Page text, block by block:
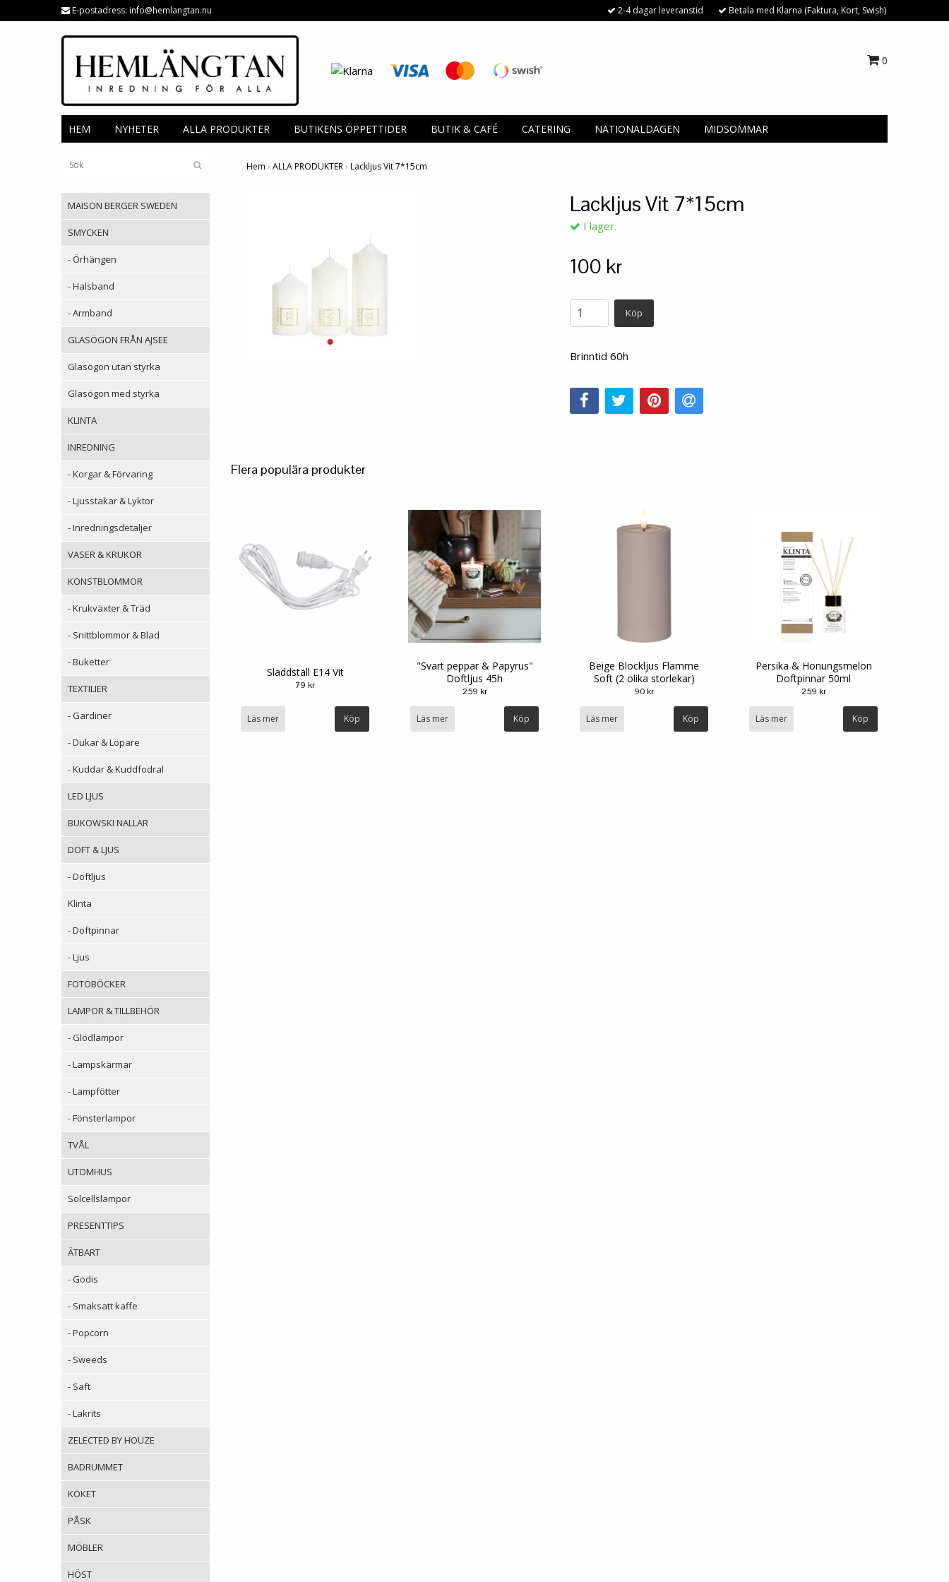
E-postadress: info@hemlangtan.nu 2-4 dagar leveranstid Betala med Klarna (Faktura, Kort, Swish)
0
HEM NYHETER ALLA PRODUKTER BUTIKENS ÖPPETTIDER BUTIK & CAFÉ CATERING NATIONALDAGEN MIDSOMMAR
MAISON BERGER SWEDEN
SMYCKEN
- Örhängen
- Halsband
- Armband
GLASÖGON FRÅN AJSEE
Glasögon utan styrka
Glasögon med styrka
KLINTA
INREDNING
- Korgar & Förvaring
- Ljusstakar & Lyktor
- Inredningsdetaljer
VASER & KRUKOR
KONSTBLOMMOR
- Krukväxter & Träd
- Snittblommor & Blad
- Buketter
TEXTILIER
- Gardiner
- Dukar & Löpare
- Kuddar & Kuddfodral
LED LJUS
BUKOWSKI NALLAR
DOFT & LJUS
- Doftljus
Klinta
- Doftpinnar
- Ljus
FOTOBÖCKER
LAMPOR & TILLBEHÖR
- Glödlampor
- Lampskärmar
- Lampfötter
- Fönsterlampor
TVÅL
UTOMHUS
Solcellslampor
PRESENTTIPS
ÄTBART
- Godis
- Smaksatt kaffe
- Popcorn
- Sweeds
- Saft
- Lakrits
ZELECTED BY HOUZE
BADRUMMET
KÖKET
PÅSK
MÖBLER
HÖST
Hem › ALLA PRODUKTER› Lackljus Vit 7*15cm
Lackljus Vit 7*15cm
I lager.
100 kr
Köp
Brinntid 60h
Flera populära produkter
Sladdställ E14 Vit
79 kr
Läs mer
"Svart peppar & Papyrus"
Doftljus 45h
259 kr
Läs mer
Beige Blockljus Flamme
Soft (2 olika storlekar)
90 kr
Läs mer Köp
Persika & Honungsmelon
Doftpinnar 50ml
259 kr
Läs mer